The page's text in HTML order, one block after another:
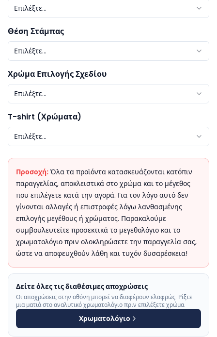
Επιλέξτε...
Θέση Στάμπας
Επιλέξτε...
Χρώμα Επιλογής Σχεδίου
Επιλέξτε...
T-shirt (Χρώματα)
Επιλέξτε...
Προσοχή: Όλα τα προϊόντα κατασκευάζονται κατόπιν
παραγγελίας, αποκλειστικά στο χρώμα και το μέγεθος
που επιλέγετε κατά την αγορά. Για τον λόγο αυτό δεν
γίνονται αλλαγές ή επιστροφές λόγω λανθασμένης
επιλογής μεγέθους ή χρώματος. Παρακαλούμε
συμβουλευτείτε προσεκτικά το μεγεθολόγιο και το
χρωματολόγιο πριν ολοκληρώσετε την παραγγελία σας,
ώστε να αποφευχθούν λάθη και τυχόν δυσαρέσκεια!
Δείτε όλες τις διαθέσιμες αποχρώσεις
Οι αποχρώσεις στην οθόνη μπορεί να διαφέρουν ελαφρώς. Ρίξτε
μια ματιά στο αναλυτικό χρωματολόγιο πριν επιλέξετε χρώμα.
Χρωματολόγιο